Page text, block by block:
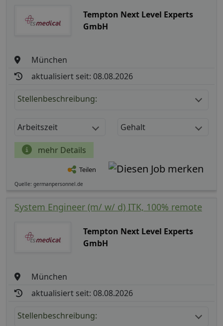
Tempton Next Level Experts
GmbH
München
aktualisiert seit: 08.08.2026
Stellenbeschreibung:
Arbeitszeit Gehalt
mehr Details
Teilen
Quelle: germanpersonnel.de
System Engineer (m/ w/ d) ITK, 100% remote
Tempton Next Level Experts
GmbH
München
aktualisiert seit: 08.08.2026
Stellenbeschreibung: